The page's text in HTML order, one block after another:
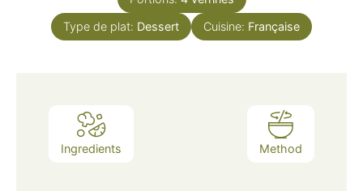
Type de plat: Dessert Cuisine: Française
Ingredients Method